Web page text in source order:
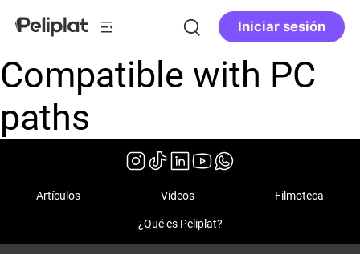
Iniciar sesión
Compatible with PC
paths
Artículos Videos Filmoteca
¿Qué es Peliplat?